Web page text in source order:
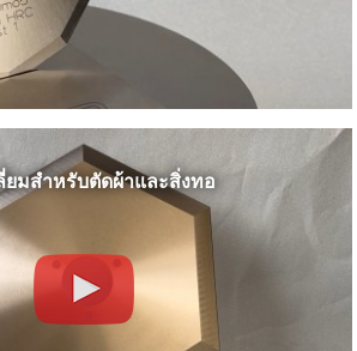
ยมสำหรับตัดผ้าและสิ่งทอ